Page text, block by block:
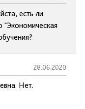
есть ли
28.06.2020
Нет.